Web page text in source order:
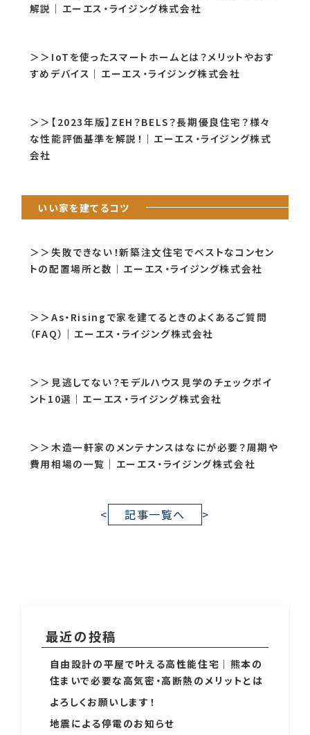
解説｜エーエス・ライジング株式会社
＞＞IoTを使ったスマートホームとは？メリットやおす
すめデバイス｜エーエス・ライジング株式会社
＞＞【2023年版】ZEH？BELS？長期優良住宅？様々
な性能評価基準を解説！｜エーエス・ライジング株式
会社
いい家を建てるコツ
＞＞失敗できない！新築注文住宅でベストなコンセン
トの配置場所と数｜エーエス・ライジング株式会社
＞＞As・Risingで家を建てるときのよくあるご質問
（FAQ）｜エーエス・ライジング株式会社
＞＞見逃してない？モデルハウス見学のチェックポイ
ント10選｜エーエス・ライジング株式会社
＞＞木造一軒家のメンテナンスはなにが必要？周期や
費用相場の一覧｜エーエス・ライジング株式会社
< 記事一覧へ >
最近の投稿
自由設計の平屋で叶える高性能住宅｜熊本の
住まいで必要な高気密・高断熱のメリットとは
よろしくお願いします！
地震による停電のお知らせ